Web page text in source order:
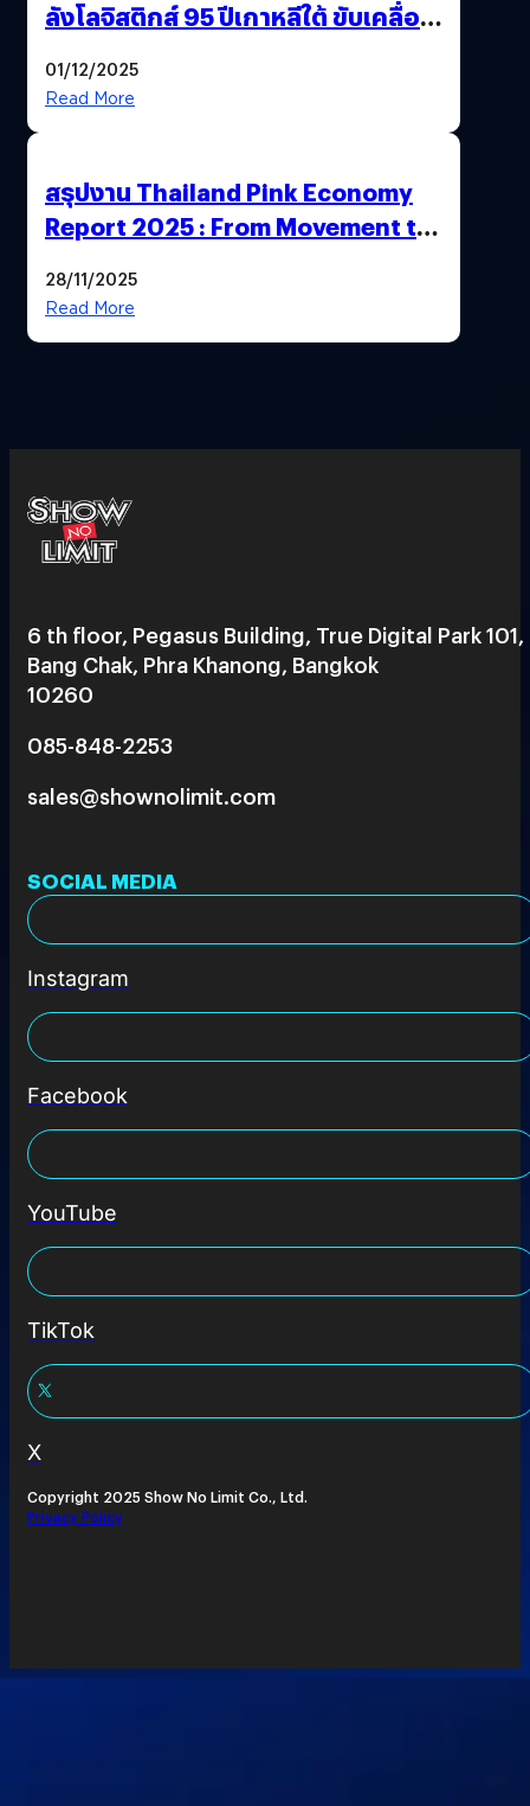
ลังโลจิสติกส์ 95 ปีเกาหลีใต้ ขับเคลื่อน
01/12/2025
Read More
สรุปงาน Thailand Pink Economy
Report 2025 : From Movement to
28/11/2025
Read More
6 th floor, Pegasus Building, True Digital Park 101,
Bang Chak, Phra Khanong, Bangkok
10260
085-848-2253
sales@shownolimit.com
SOCIAL MEDIA
Instagram
Facebook
YouTube
TikTok
X
Copyright 2025 Show No Limit Co., Ltd.
Privacy Policy